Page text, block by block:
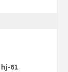
hj-61